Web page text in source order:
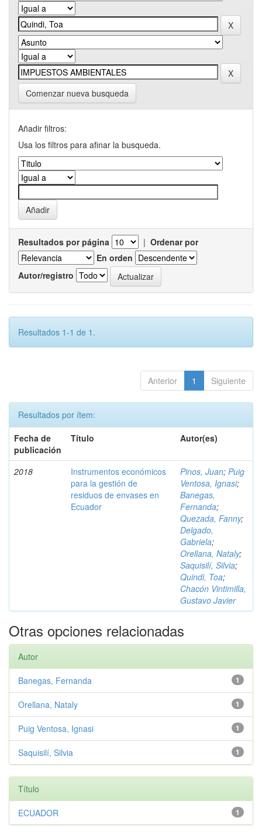
Comenzar nueva busqueda
Añadir filtros:
Usa los filtros para afinar la busqueda.
Resultados por página | Ordenar por
En orden
Autor/registro
Resultados 1-1 de 1.
Anterior 1 Siguiente
Resultados por ítem:
Fecha de
publicación
Título Autor(es)
2018
Instrumentos económicos
para la gestión de
residuos de envases en
Ecuador
Pinos, Juan; Puig
Ventosa, Ignasi;
Banegas,
Fernanda;
Quezada, Fanny;
Delgado,
Gabriela;
Orellana, Nataly;
Saquisilí, Silvia;
Quindi, Toa;
Chacón Vintimilla,
Gustavo Javier
Otras opciones relacionadas
Autor
1
Banegas, Fernanda
1
Orellana, Nataly
1
Puig Ventosa, Ignasi
1
Saquisilí, Silvia
Título
1
ECUADOR